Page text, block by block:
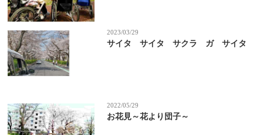
2023/03/29
サイタ サイタ サクラ ガ サイタ
2022/05/29
お花見～花より団子～